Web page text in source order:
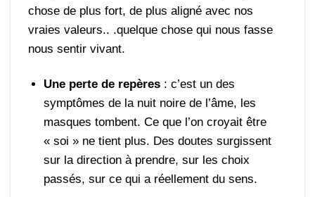
chose de plus fort, de plus aligné avec nos
vraies valeurs.. .quelque chose qui nous fasse
nous sentir vivant.
Une perte de repères : c’est un des
symptômes de la nuit noire de l’âme, les
masques tombent. Ce que l’on croyait être
« soi » ne tient plus. Des doutes surgissent
sur la direction à prendre, sur les choix
passés, sur ce qui a réellement du sens.